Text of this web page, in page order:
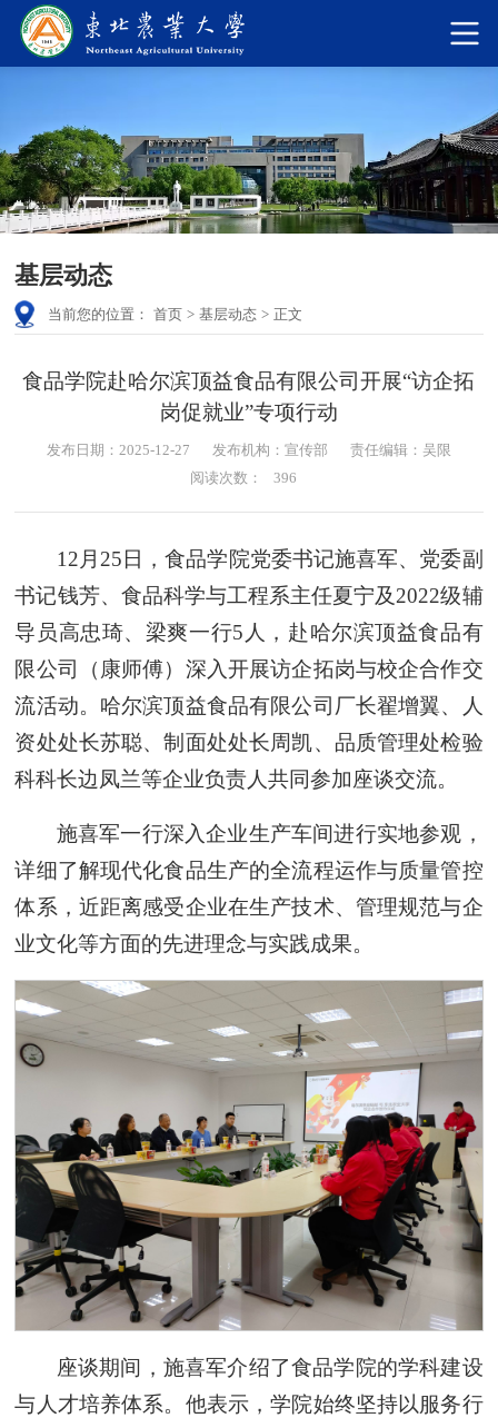
基层动态
当前您的位置： 首页 > 基层动态 > 正文
食品学院赴哈尔滨顶益食品有限公司开展“访企拓
岗促就业”专项行动
发布日期：2025-12-27 发布机构：宣传部
责任编辑：吴限
阅读次数：
396
12月25日，食品学院党委书记施喜军、党委副
书记钱芳、食品科学与工程系主任夏宁及2022级辅
导员高忠琦、梁爽一行5人，赴哈尔滨顶益食品有
限公司（康师傅）深入开展访企拓岗与校企合作交
流活动。哈尔滨顶益食品有限公司厂长翟增翼、人
资处处长苏聪、制面处处长周凯、品质管理处检验
科科长边凤兰等企业负责人共同参加座谈交流。
施喜军一行深入企业生产车间进行实地参观，
详细了解现代化食品生产的全流程运作与质量管控
体系，近距离感受企业在生产技术、管理规范与企
业文化等方面的先进理念与实践成果。
座谈期间，施喜军介绍了食品学院的学科建设
与人才培养体系。他表示，学院始终坚持以服务行